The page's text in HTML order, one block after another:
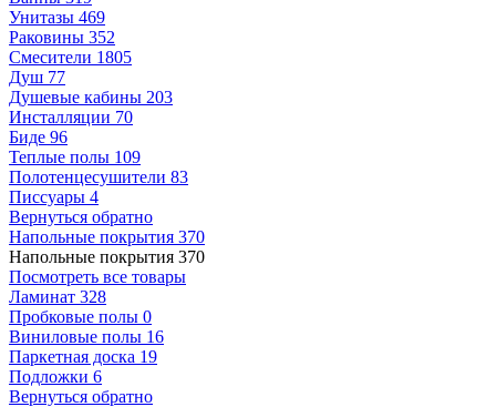
Унитазы 469
Раковины 352
Смесители 1805
Душ 77
Душевые кабины 203
Инсталляции 70
Биде 96
Теплые полы 109
Полотенцесушители 83
Писсуары 4
Вернуться обратно
Напольные покрытия 370
Напольные покрытия 370
Посмотреть все товары
Ламинат 328
Пробковые полы 0
Виниловые полы 16
Паркетная доска 19
Подложки 6
Вернуться обратно